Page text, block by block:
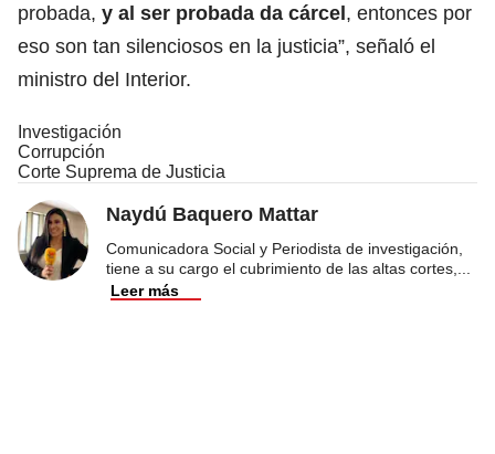
probada, y al ser probada da cárcel, entonces por
eso son tan silenciosos en la justicia”, señaló el
ministro del Interior.
Investigación
Corrupción
Corte Suprema de Justicia
Naydú Baquero Mattar
Comunicadora Social y Periodista de investigación,
tiene a su cargo el cubrimiento de las altas cortes,
Leer más